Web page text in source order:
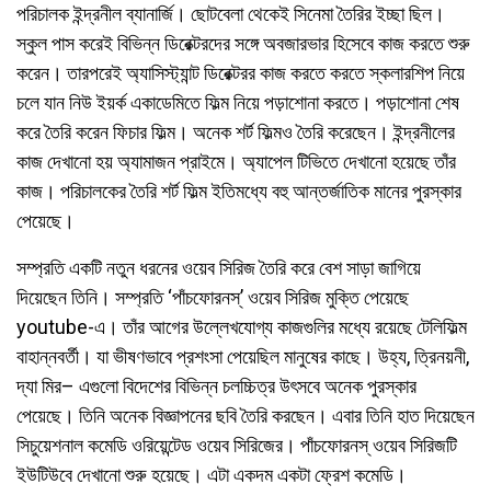
পরিচালক ইন্দ্রনীল ব্যানার্জি। ছোটবেলা থেকেই সিনেমা তৈরির ইচ্ছা ছিল।
স্কুল পাস করেই বিভিন্ন ডিরেক্টরদের সঙ্গে অবজারভার হিসেবে কাজ করতে শুরু
করেন। তারপরেই অ্যাসিস্ট্যান্ট ডিরেক্টরর কাজ করতে করতে স্কলারশিপ নিয়ে
চলে যান নিউ ইয়র্ক একাডেমিতে ফিল্ম নিয়ে পড়াশোনা করতে। পড়াশোনা শেষ
করে তৈরি করেন ফিচার ফিল্ম। অনেক শর্ট ফিল্মও তৈরি করেছেন। ইন্দ্রনীলের
কাজ দেখানো হয় অ্যামাজন প্রাইমে। অ্যাপেল টিভিতে দেখানো হয়েছে তাঁর
কাজ। পরিচালকের তৈরি শর্ট ফিল্ম ইতিমধ্যে বহু আন্তর্জাতিক মানের পুরস্কার
পেয়েছে।
সম্প্রতি একটি নতুন ধরনের ওয়েব সিরিজ তৈরি করে বেশ সাড়া জাগিয়ে
দিয়েছেন তিনি। সম্প্রতি ‘পাঁচফোরনস্’ ওয়েব সিরিজ মুক্তি পেয়েছে
youtube-এ। তাঁর আগের উল্লেখযোগ্য কাজগুলির মধ্যে রয়েছে টেলিফিল্ম
বাহান্নবর্তী। যা ভীষণভাবে প্রশংসা পেয়েছিল মানুষের কাছে। উহ্য, ত্রিনয়নী,
দ্যা মির– এগুলো বিদেশের বিভিন্ন চলচ্চিত্র উৎসবে অনেক পুরস্কার
পেয়েছে। তিনি অনেক বিজ্ঞাপনের ছবি তৈরি করছেন। এবার তিনি হাত দিয়েছেন
সিচুয়েশনাল কমেডি ওরিয়েন্টেড ওয়েব সিরিজের। পাঁচফোরনস্ ওয়েব সিরিজটি
ইউটিউবে দেখানো শুরু হয়েছে। এটা একদম একটা ফ্রেশ কমেডি।